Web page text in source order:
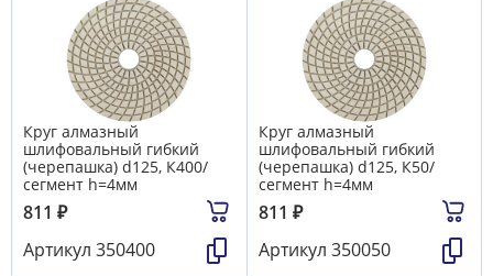
Круг алмазный
шлифовальный гибкий
(черепашка) d125, К400/
сегмент h=4мм
811 ₽
Артикул 350400
Круг алмазный
шлифовальный гибкий
(черепашка) d125, К50/
сегмент h=4мм
811 ₽
Артикул 350050